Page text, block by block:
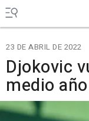
23 DE ABRIL DE 2022
Djokovic
medio